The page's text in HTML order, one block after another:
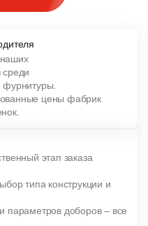
среди
фурнитуры.
цены фабрик
этап заказа
типа конструкции и
параметров доборов – все